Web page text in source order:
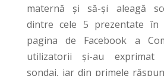
maternă și să-și aleagă
dintre cele 5 prezentate în
pagina de Facebook a
utilizatorii și-au exprimat
sondaj, iar din primele